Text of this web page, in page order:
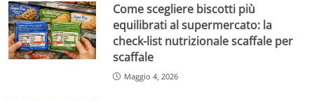
Come scegliere biscotti più
equilibrati al supermercato: la
check-list nutrizionale scaffale per
scaffale
Maggio 4, 2026